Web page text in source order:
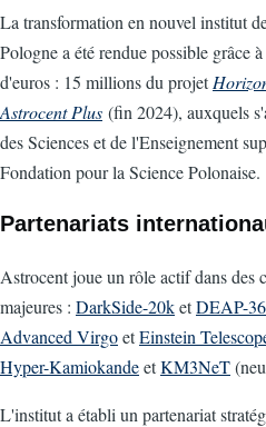
La transformation en nouvel institut
Pologne a été rendue possible grâce
d'euros : 15 millions du projet
Astrocent Plus (fin 2024), auxquels
des Sciences et de l'Enseignement
Fondation pour la Science Polonaise.
Partenariats
Astrocent joue un rôle actif dans des
majeures : DarkSide-20ketDEAP-
Advanced VirgoetEinstein
Hyper-KamiokandeetKM3NeT
L'institut a établi un partenariat